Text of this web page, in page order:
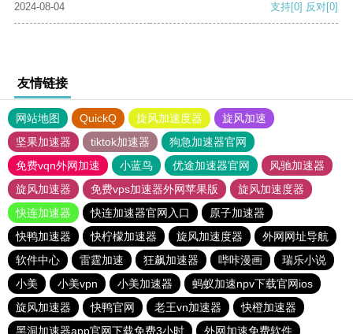
2024-08-04 支持[0] 反对[0]
友情链接
网站地图 QuickQ 旋风加速度器
旋风加速
坚果加速器
tiktok加速器
狗急加速器官网
免费vqn外网加速
小蓝鸟 优途加速器官网
风驰加速器
旋风加速器
免费vps加速器外网苹果版
旋风加速度器
快连加速器
快连加速器官网入口
原子加速器
快鸭加速器
快柠檬加速器 旋风加速度器
外网网址导航
软件中心
雷霆加速 狂飙加速器 哔咔漫画
瑞乐小说
小美
小美vpn 小美加速器
蚂蚁加速npv下载官网ios
旋风加速器
快鸭官网 老王vn加速器
快橙加速器
黑洞加速器app官网下载免费3小时
外网加速免费软件